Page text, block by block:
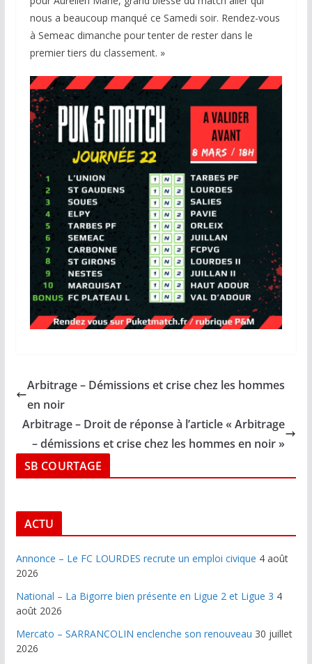
nous a beaucoup manqué ce Samedi soir. Rendez-vous
à Semeac dimanche pour tenter de rester dans le
premier tiers du classement. »
Arbitrage – Démissions et crise chez les hommes
en noir
Arbitrage – Droit de réponse à l’article « Arbitrage
– démissions et crise chez les hommes en noir »
SB COURTAGE
ACTU
Annonce – Le FC LOURDES recrute un emploi civique 4 août
2026
National – La Bigorre bien présente en Ligue 2 et Ligue 3 4
août 2026
Mercato – SARRANCOLIN enclenche son renouveau 30 juillet
2026